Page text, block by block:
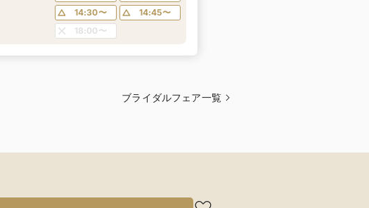
14:30〜
14:45〜
18:00〜
ブライダルフェア一覧